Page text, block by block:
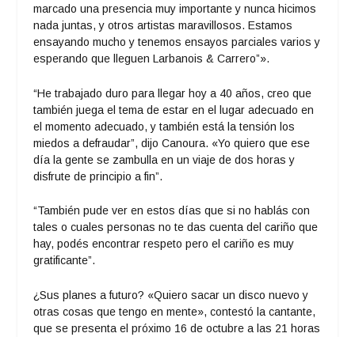
marcado una presencia muy importante y nunca hicimos
nada juntas, y otros artistas maravillosos. Estamos
ensayando mucho y tenemos ensayos parciales varios y
esperando que lleguen Larbanois & Carrero”».
“He trabajado duro para llegar hoy a 40 años, creo que
también juega el tema de estar en el lugar adecuado en
el momento adecuado, y también está la tensión los
miedos a defraudar”, dijo Canoura. «Yo quiero que ese
día la gente se zambulla en un viaje de dos horas y
disfrute de principio a fin”.
“También pude ver en estos días que si no hablás con
tales o cuales personas no te das cuenta del cariño que
hay, podés encontrar respeto pero el cariño es muy
gratificante”.
¿Sus planes a futuro? «Quiero sacar un disco nuevo y
otras cosas que tengo en mente», contestó la cantante,
que se presenta el próximo 16 de octubre a las 21 horas